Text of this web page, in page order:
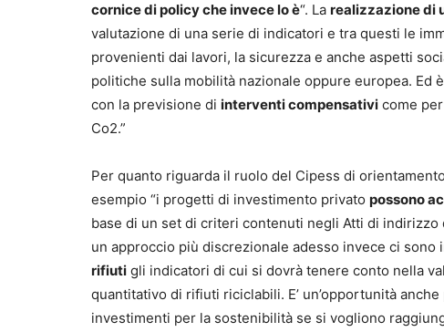
cornice di policy che invece lo è“. La realizzazione di
valutazione di una serie di indicatori e tra questi le
provenienti dai lavori, la sicurezza e anche aspetti
politiche sulla mobilità nazionale oppure europea. Ed
con la previsione di interventi compensativi come
Co2.”
Per quanto riguarda il ruolo del Cipess di
esempio “i progetti di investimento privato possono
base di un set di criteri contenuti negli Atti di indirizzo
un approccio più discrezionale adesso invece ci sono
rifiuti gli indicatori di cui si dovrà tenere conto nella
quantitativo di rifiuti riciclabili. E’ un’opportunità anche
investimenti per la sostenibilità se si vogliono